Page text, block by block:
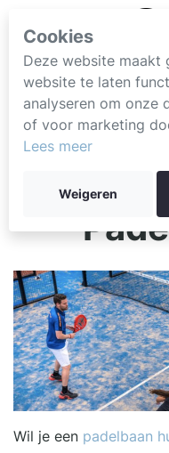
Cookies
Deze website maakt
website te laten
analyseren om onze
of voor marketing
Lees meer
Weigeren
Wil je een padelbaan